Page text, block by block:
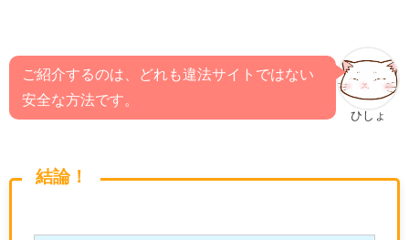
ひしょ
ご紹介するのは、どれも違法サイトではない
安全な方法です。
結論！